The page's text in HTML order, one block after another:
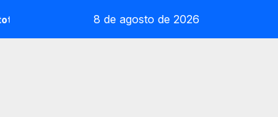
reoliana que desafia la cap de sèrie 1
8 de agosto de 2026